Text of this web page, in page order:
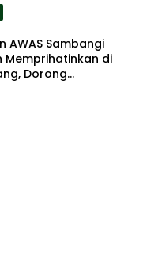
AWAS Sambangi
Memprihatinkan di
Dorong